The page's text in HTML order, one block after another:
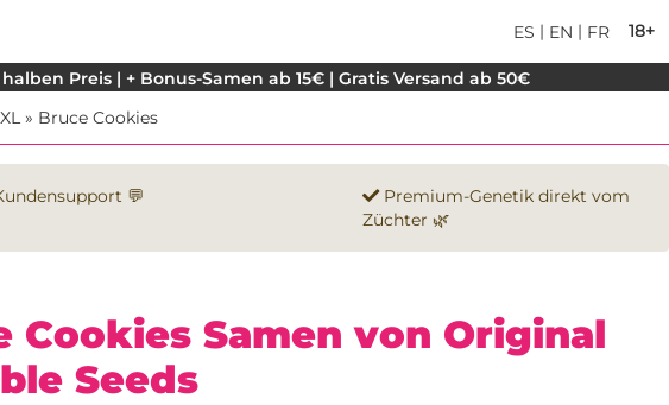
18+
ES | EN | FR
Preis | + Bonus-Samen ab 15€ | Gratis Versand ab 50€
» Bruce Cookies
💬
Premium-Genetik direkt vom
Züchter 🌿
Cookies Samen von Original
Seeds